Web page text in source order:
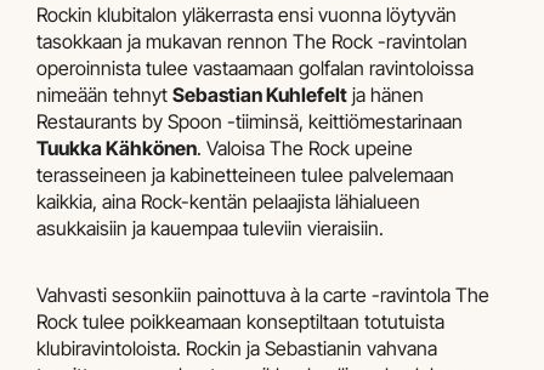
Rockin klubitalon yläkerrasta ensi vuonna löytyvän
tasokkaan ja mukavan rennon The Rock -ravintolan
operoinnista tulee vastaamaan golfalan ravintoloissa
nimeään tehnyt Sebastian Kuhlefelt ja hänen
Restaurants by Spoon -tiiminsä, keittiömestarinaan
Tuukka Kähkönen. Valoisa The Rock upeine
terasseineen ja kabinetteineen tulee palvelemaan
kaikkia, aina Rock-kentän pelaajista lähialueen
asukkaisiin ja kauempaa tuleviin vieraisiin.
Vahvasti sesonkiin painottuva à la carte -ravintola The
Rock tulee poikkeamaan konseptiltaan totutuista
klubiravintoloista. Rockin ja Sebastianin vahvana